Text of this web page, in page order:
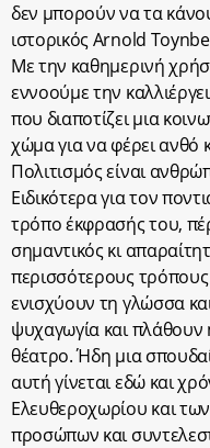
δεν μπορούν να τα
ιστορικός Arnold
Με την καθημερινή
εννοούμε την
που διαποτίζει μια
χώμα για να φέρει ανθό
Πολιτισμός είναι
Ειδικότερα για τον
τρόπο έκφρασής του,
σημαντικός κι
περισσότερους
ενισχύουν τη γλώσσα
ψυχαγωγία και
θέατρο. Ήδη μια
αυτή γίνεται εδώ και
Ελευθεροχωρίου και
προσώπων και